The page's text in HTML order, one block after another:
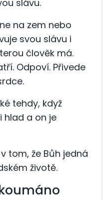
slávu.
na zem nebo
svou slávu i
člověk má.
Odpoví. Přivede
tehdy, když
hlad a on je
tom, že Bůh jedná
životě.